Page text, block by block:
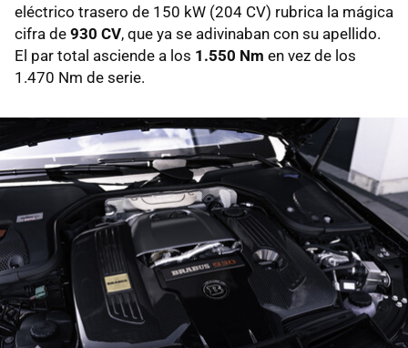
eléctrico trasero de 150 kW (204 CV) rubrica la mágica
cifra de 930 CV, que ya se adivinaban con su apellido.
El par total asciende a los 1.550 Nm en vez de los
1.470 Nm de serie.